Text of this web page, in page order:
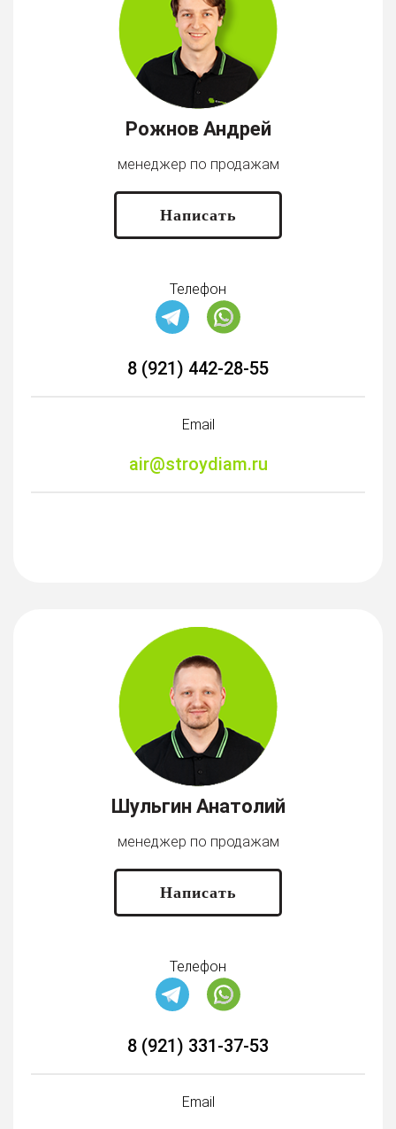
Рожнов Андрей
менеджер по продажам
Написать
Телефон
8 (921) 442-28-55
Email
air@stroydiam.ru
Шульгин Анатолий
менеджер по продажам
Написать
Телефон
8 (921) 331-37-53
Email